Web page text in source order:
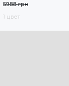
5988 грн
1 цвет